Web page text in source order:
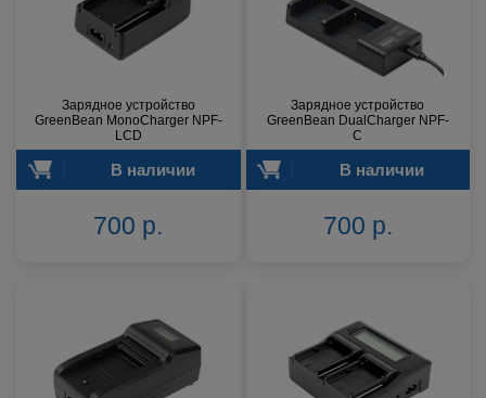
Зарядное устройство
GreenBean MonoCharger NPF-
LCD
В наличии
700 р.
Зарядное устройство
GreenBean DualCharger NPF-
C
В наличии
700 р.